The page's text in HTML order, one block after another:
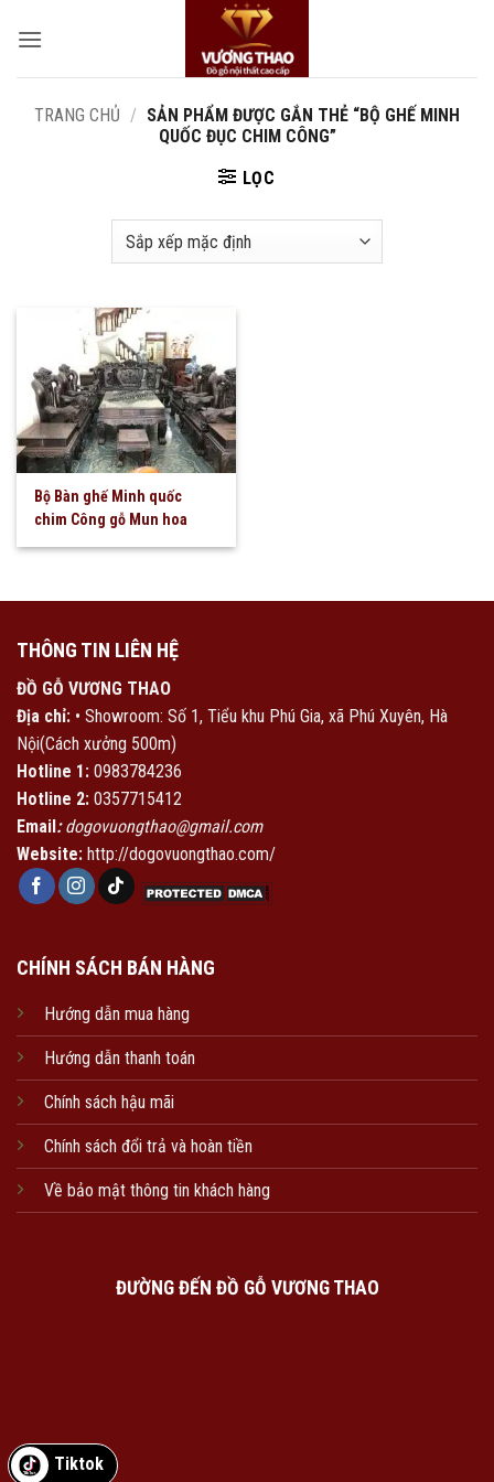
qua
TRANG CHỦ / SẢN PHẨM ĐƯỢC GẮN THẺ “BỘ GHẾ MINH
QUỐC ĐỤC CHIM CÔNG”
LỌC
Bộ Bàn ghế Minh quốc
chim Công gỗ Mun hoa
THÔNG TIN LIÊN HỆ
ĐỒ GỖ VƯƠNG THAO
Địa chỉ: • Showroom: Số 1, Tiểu khu Phú Gia, xã Phú Xuyên, Hà
Nội(Cách xưởng 500m)
Hotline 1: 0983784236
Hotline 2: 0357715412
Email :dogovuongthao@gmail.com
Website: http://dogovuongthao.com/
CHÍNH SÁCH BÁN HÀNG
Hướng dẫn mua hàng
Hướng dẫn thanh toán
Chính sách hậu mãi
Chính sách đổi trả và hoàn tiền
Về bảo mật thông tin khách hàng
ĐƯỜNG ĐẾN ĐỒ GỖ VƯƠNG THAO
Tiktok